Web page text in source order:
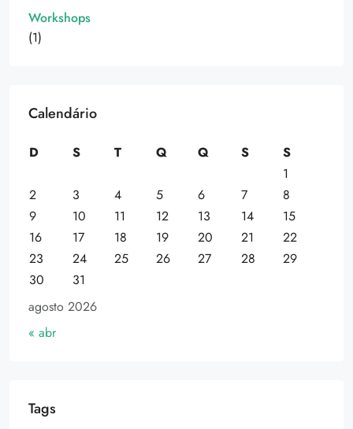
Workshops
(1)
Calendário
agosto 2026
D S T Q Q S
S
1
2
3 4 5 6 7
8
9
10 11 12 13 14
15
16
17 18 19 20 21
22
23
24 25 26 27 28
29
30
31
« abr
Tags